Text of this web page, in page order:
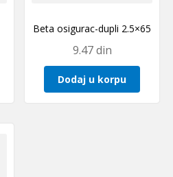
Beta osigurac-dupli 2.5×65
9.47din
Dodaj u korpu